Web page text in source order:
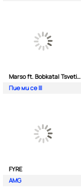
Marso ft. Bobkata| Tsvetina
Пие ми се III
FYRE
AMG